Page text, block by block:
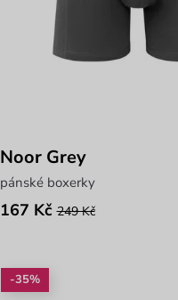
Noor Grey
pánské boxerky
167 Kč 249 Kč
-35%